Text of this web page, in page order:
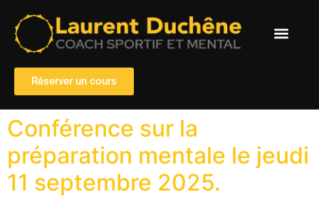
Réserver un cours
Conférence sur la
préparation mentale le jeudi
11 septembre 2025.